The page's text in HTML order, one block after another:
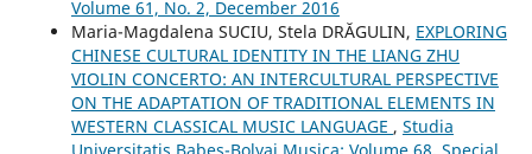
Volume 61, No. 2, December 2016
Maria-Magdalena SUCIU, Stela DRĂGULIN, EXPLORING
CHINESE CULTURAL IDENTITY IN THE LIANG ZHU
VIOLIN CONCERTO: AN INTERCULTURAL PERSPECTIVE
ON THE ADAPTATION OF TRADITIONAL ELEMENTS IN
WESTERN CLASSICAL MUSIC LANGUAGE , Studia
Universitatis Babes-Bolyai Musica: Volume 68, Special